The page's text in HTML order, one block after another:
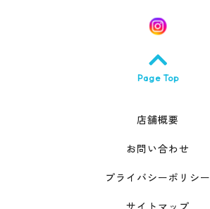
Page Top
店舗概要
お問い合わせ
プライバシーポリシー